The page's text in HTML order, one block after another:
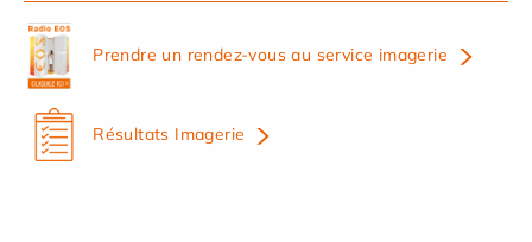
Prendre un rendez-vous au service imagerie
Résultats Imagerie